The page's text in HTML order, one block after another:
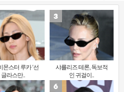
몬스터 루카 ‘선
글라스만..
샤를리즈 테론, 독보적
인 귀걸이..